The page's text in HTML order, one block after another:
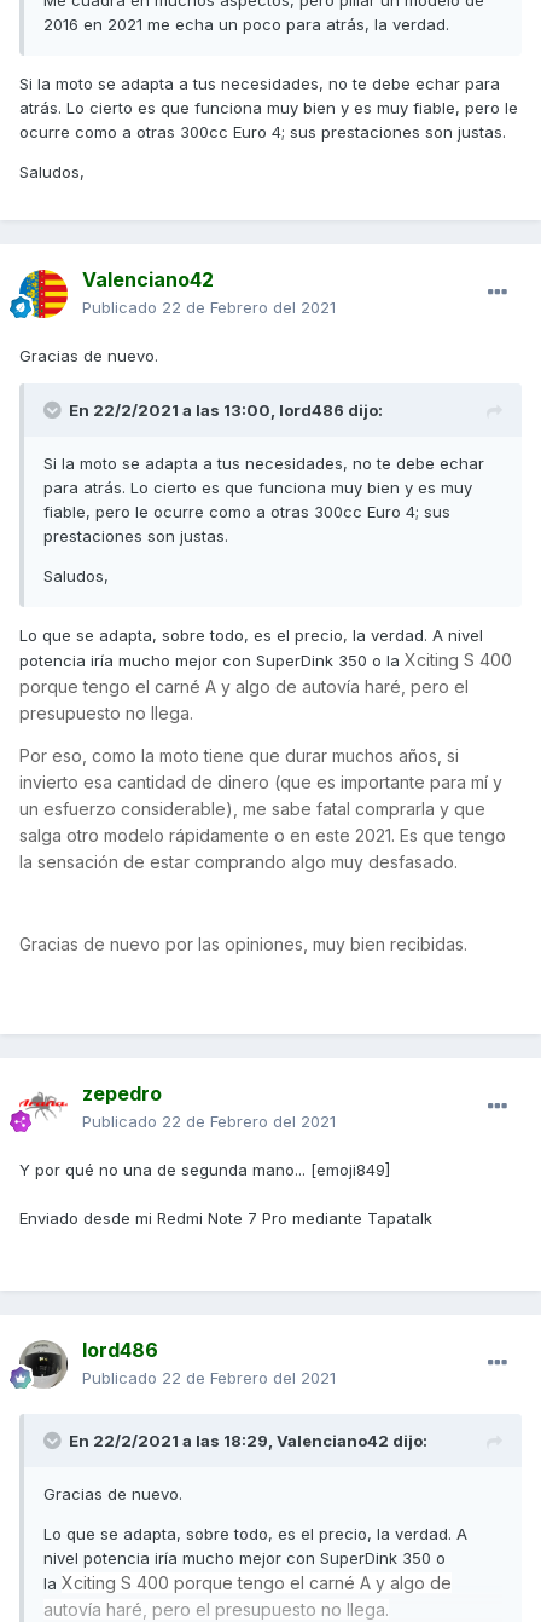
2016 en 2021 me echa un poco para atrás, la verdad.
Si la moto se adapta a tus necesidades, no te debe echar para
atrás. Lo cierto es que funciona muy bien y es muy fiable, pero le
ocurre como a otras 300cc Euro 4; sus prestaciones son justas.
Saludos,
Valenciano42
Publicado 22 de Febrero del 2021
Gracias de nuevo.
En 22/2/2021 a las 13:00, lord486 dijo:
Si la moto se adapta a tus necesidades, no te debe echar
para atrás. Lo cierto es que funciona muy bien y es muy
fiable, pero le ocurre como a otras 300cc Euro 4; sus
prestaciones son justas.
Saludos,
Lo que se adapta, sobre todo, es el precio, la verdad. A nivel
potencia iría mucho mejor con SuperDink 350 o la Xciting S 400
porque tengo el carné A y algo de autovía haré, pero el
presupuesto no llega.
Por eso, como la moto tiene que durar muchos años, si
invierto esa cantidad de dinero (que es importante para mí y
un esfuerzo considerable), me sabe fatal comprarla y que
salga otro modelo rápidamente o en este 2021. Es que tengo
la sensación de estar comprando algo muy desfasado.
Gracias de nuevo por las opiniones, muy bien recibidas.
zepedro
Publicado 22 de Febrero del 2021
Y por qué no una de segunda mano... [emoji849]
Enviado desde mi Redmi Note 7 Pro mediante Tapatalk
lord486
Publicado 22 de Febrero del 2021
En 22/2/2021 a las 18:29, Valenciano42 dijo:
Gracias de nuevo.
Lo que se adapta, sobre todo, es el precio, la verdad. A
nivel potencia iría mucho mejor con SuperDink 350 o
la Xciting S 400 porque tengo el carné A y algo de
autovía haré, pero el presupuesto no llega.